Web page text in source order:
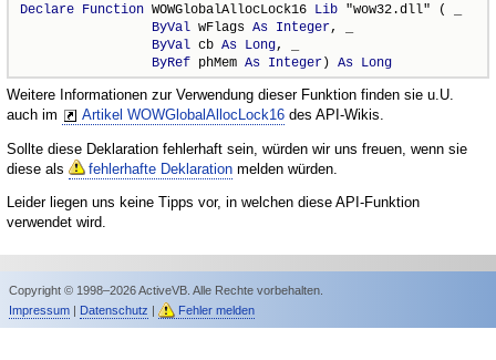
Declare Function WOWGlobalAllocLock16 Lib "wow32.dll" ( _
ByVal wFlags As Integer, _
ByVal cb As Long, _
ByRef phMem As Integer) As Long
Weitere Informationen zur Verwendung dieser Funktion finden sie u.U.
auch im
Artikel WOWGlobalAllocLock16 des API-Wikis.
Sollte diese Deklaration fehlerhaft sein, würden wir uns freuen, wenn sie
diese als
fehlerhafte Deklaration melden würden.
Leider liegen uns keine Tipps vor, in welchen diese API-Funktion
verwendet wird.
Copyright © 1998–2026 ActiveVB. Alle Rechte vorbehalten.
Impressum| Datenschutz | Fehler melden